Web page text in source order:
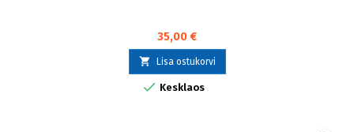
35,00 €
 Lisa ostukorvi
 Kesklaos